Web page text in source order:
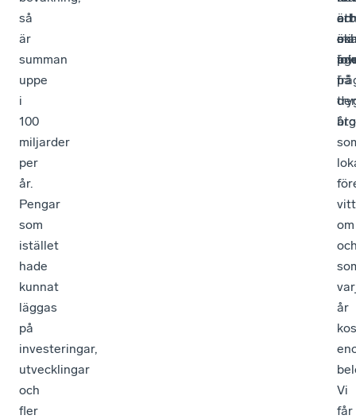
så
är
summan
uppe
i
100
miljarder
per
år.
Pengar
som
istället
hade
kunnat
läggas
på
investeringar,
utvecklingar
och
fler
är
en
i
ett
på
om
år
Vi
får